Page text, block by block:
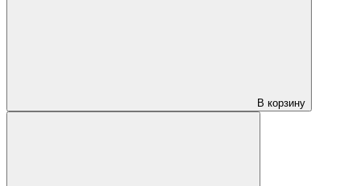
В корзину